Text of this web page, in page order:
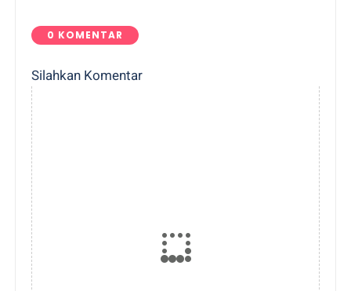
0 KOMENTAR
Silahkan Komentar